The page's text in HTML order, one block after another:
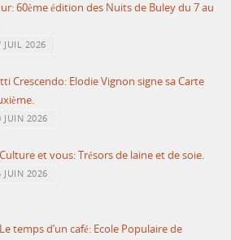
60ème édition des Nuits de Buley du 7 au
JUIL 2026
Crescendo: Elodie Vignon signe sa Carte
JUIN 2026
et vous: Trésors de laine et de soie.
JUIN 2026
temps d’un café: Ecole Populaire de